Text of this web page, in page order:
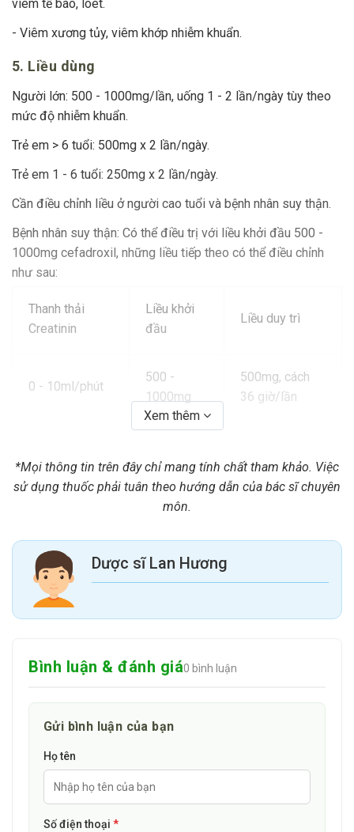
viêm tế bào, loét.
- Viêm xương tủy, viêm khớp nhiễm khuẩn.
5. Liều dùng
Người lớn: 500 - 1000mg/lần, uống 1 - 2 lần/ngày tùy theo
mức độ nhiễm khuẩn.
Trẻ em > 6 tuổi: 500mg x 2 lần/ngày.
Trẻ em 1 - 6 tuổi: 250mg x 2 lần/ngày.
Cần điều chỉnh liều ở người cao tuổi và bệnh nhân suy thận.
Bệnh nhân suy thận: Có thể điều trị với liều khởi đầu 500 -
1000mg cefadroxil, những liều tiếp theo có thể điều chỉnh
như sau:
Thanh thải
Creatinin
Liều khởi
đầu
Liều duy trì
0 - 10ml/phút
500 -
1000mg
500mg, cách
36 giờ/lần
1000mg
24 giờ/lần
500 -
6. Chống chỉ định
nhóm cephalosporin.
Thường gặp:
Tiêu hóa: Buồn nôn, nôn, đau bụng, tiêu chảy.
Máu: Tăng bạch cầu ưa eosin.
Xem thêm
*Mọi thông tin trên đây chỉ mang tính chất tham khảo. Việc
sử dụng thuốc phải tuân theo hướng dẫn của bác sĩ chuyên
môn.
Dược sĩ Lan Hương
Bình luận & đánh giá0 bình luận
Gửi bình luận của bạn
Họ tên
Số điện thoại *